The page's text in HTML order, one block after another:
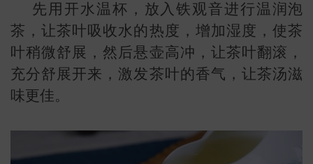
先用开水温杯，放入铁观音进行温润泡
茶，让茶叶吸收水的热度，增加湿度，使茶
叶稍微舒展，然后悬壶高冲，让茶叶翻滚，
充分舒展开来，激发茶叶的香气，让茶汤滋
味更佳。